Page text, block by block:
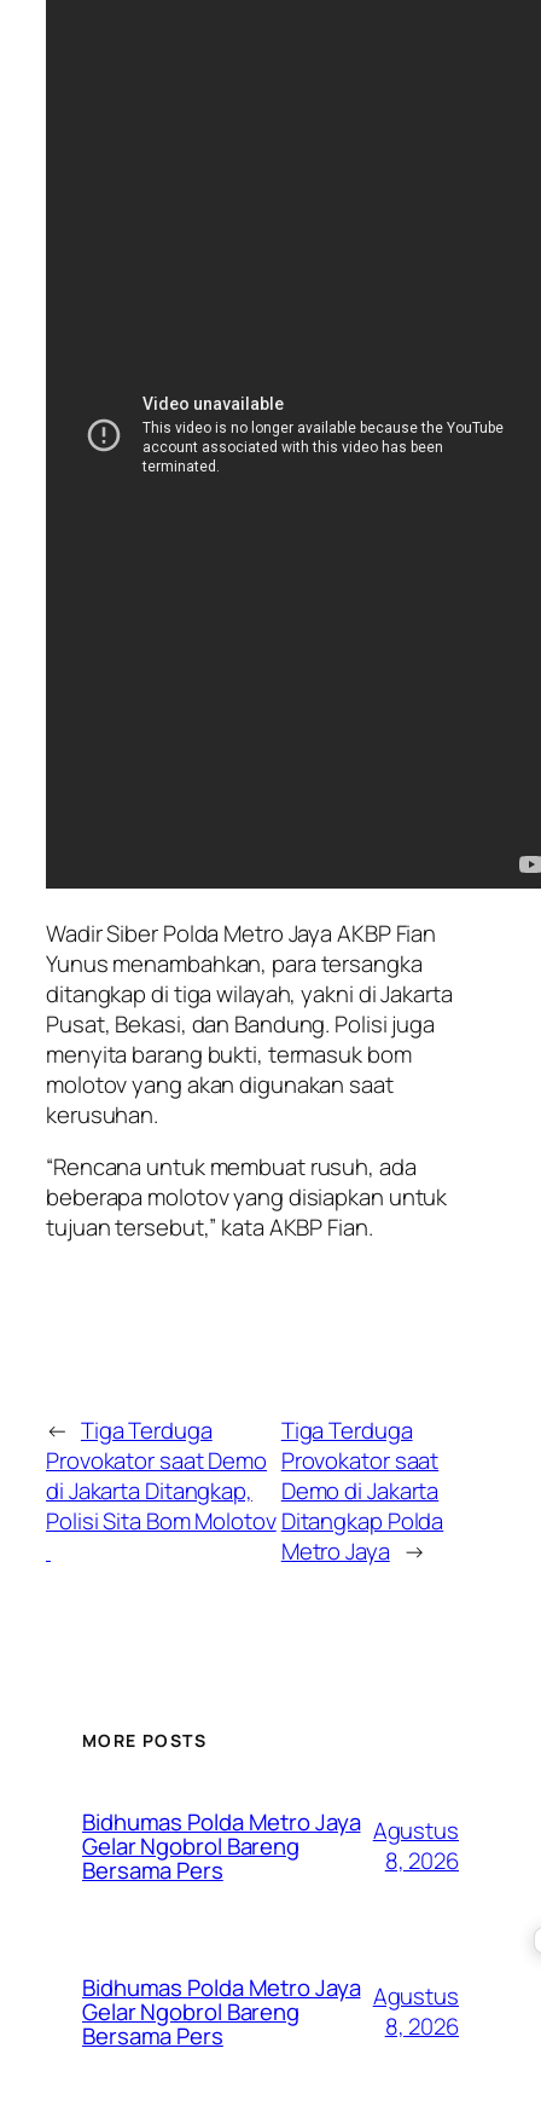
Wadir Siber Polda Metro Jaya AKBP Fian
Yunus menambahkan, para tersangka
ditangkap di tiga wilayah, yakni di Jakarta
Pusat, Bekasi, dan Bandung. Polisi juga
menyita barang bukti, termasuk bom
molotov yang akan digunakan saat
kerusuhan.
“Rencana untuk membuat rusuh, ada
beberapa molotov yang disiapkan untuk
tujuan tersebut,” kata AKBP Fian.
← Tiga Terduga
Provokator saat Demo
di Jakarta Ditangkap,
Polisi Sita Bom Molotov
Tiga Terduga
Provokator saat
Demo di Jakarta
Ditangkap Polda
Metro Jaya →
MORE POSTS
Bidhumas Polda Metro Jaya
Gelar Ngobrol Bareng
Bersama Pers
Agustus
8, 2026
Bidhumas Polda Metro Jaya
Gelar Ngobrol Bareng
Bersama Pers
Agustus
8, 2026